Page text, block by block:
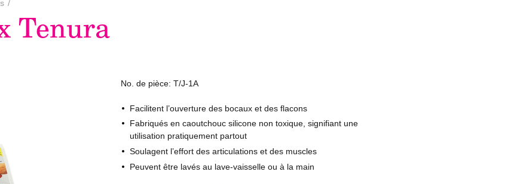
/
Tenura
No. de pièce: T/J-1A
Facilitent l’ouverture des bocaux et des flacons
Fabriqués en caoutchouc silicone non toxique, signifiant une
utilisation pratiquement partout
Soulagent l’effort des articulations et des muscles
Peuvent être lavés au lave-vaisselle ou à la main